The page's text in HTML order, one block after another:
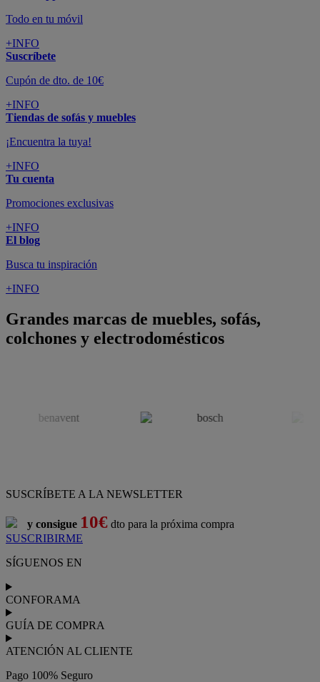
Todo en tu móvil
+INFO
Suscríbete
Cupón de dto. de 10€
+INFO
Tiendas de sofás y muebles
¡Encuentra la tuya!
+INFO
Tu cuenta
Promociones exclusivas
+INFO
El blog
Busca tu inspiración
+INFO
Grandes marcas de muebles, sofás,
colchones y electrodomésticos
SUSCRÍBETE A LA NEWSLETTER
y consigue 10€ dto para la próxima compra
SUSCRIBIRME
SÍGUENOS EN
CONFORAMA
GUÍA DE COMPRA
ATENCIÓN AL CLIENTE
Pago 100% Seguro